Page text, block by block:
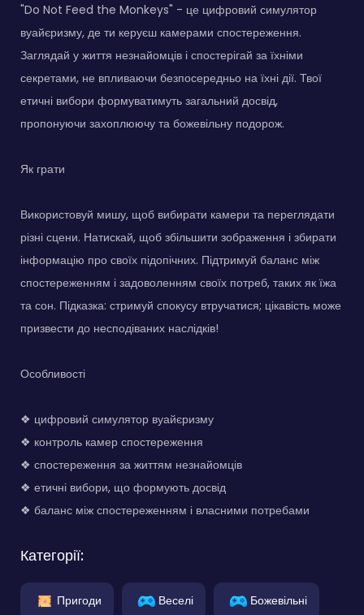
"Do Not Feed the Monkeys" - це цифровий симулятор
вуайєризму, де ти керуєш камерами спостереження.
Заглядай у життя незнайомців і спостерігай за їхніми
секретами, не впливаючи безпосередньо на їхні дії. Твої
етичні вибори формуватимуть загальний досвід,
пропонуючи захоплюючу та божевільну подорож.
Як грати
Використовуй мишу, щоб вибирати камери та переглядати
різні сцени. Натискай, щоб збільшити зображення і збирати
інформацію про своїх підопічних. Підтримуй баланс між
спостереженням і задоволенням своїх потреб, таких як їжа
та сон. Підказка: стримуй спокусу втручатися; цікавість може
призвести до несподіваних наслідків!
Особливості
❖ цифровий симулятор вуайєризму
❖ контроль камер спостереження
❖ спостереження за життям незнайомців
❖ етичні вибори, що формують досвід
❖ баланс між спостереженням і власними потребами
Категорії:
Пригоди Веселі Божевільні